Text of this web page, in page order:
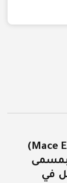
شركة (Mace Environmental Services)
بمسمى
في